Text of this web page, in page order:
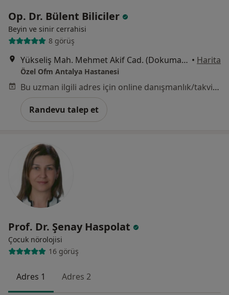
Op. Dr. Bülent Biliciler
Beyin ve sinir cerrahisi
8 görüş
Yükseliş Mah. Mehmet Akif Cad. (Dokuma Cumartesi Pazarı Karşısı) No:96 Kepez / ANTALYA, Antalya • Harita
Özel Ofm Antalya Hastanesi
Bu uzman ilgili adres için online danışmanlık/takvim sunmuyor.
Randevu talep et
Prof. Dr. Şenay Haspolat
Çocuk nörolojisi
16 görüş
Adres 1 Adres 2